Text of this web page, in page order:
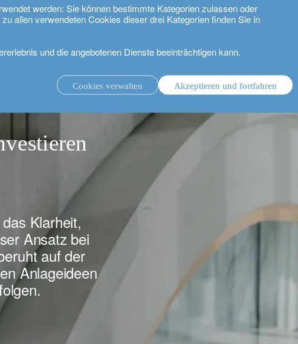
werden: Sie können bestimmte Kategorien zulassen oder
allen verwendeten Cookies dieser drei Kategorien finden Sie in
und die angebotenen Dienste beeinträchtigen kann.
Cookies verwalten Akzeptieren und fortfahren
Anlageverwaltung mit Beratungsmandat.
Klarheit,
Ansatz bei
auf der
Anlageideen